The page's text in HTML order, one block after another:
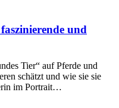
und
Tier“ auf Pferde und
schätzt und wie sie sie
im Portrait…